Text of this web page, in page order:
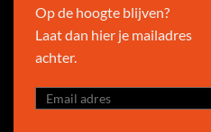
Op de hoogte blijven?
Laat dan hier je mailadres
achter.